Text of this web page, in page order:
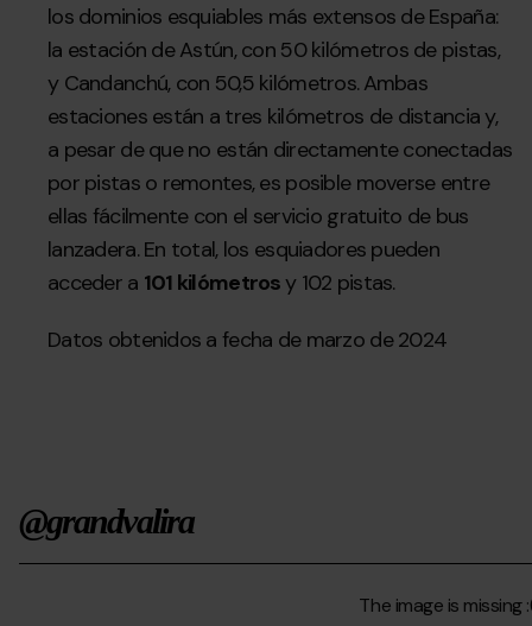
los dominios esquiables más extensos de España:
la estación de Astún, con 50 kilómetros de pistas,
y Candanchú, con 50,5 kilómetros. Ambas
estaciones están a tres kilómetros de distancia y,
a pesar de que no están directamente conectadas
por pistas o remontes, es posible moverse entre
ellas fácilmente con el servicio gratuito de bus
lanzadera. En total, los esquiadores pueden
acceder a 101 kilómetrosy 102 pistas.
Datos obtenidos a fecha de marzo de 2024
@grandvalira